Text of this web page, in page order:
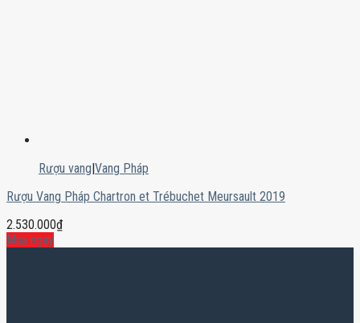
Rượu vang|Vang Pháp
Rượu Vang Pháp Chartron et Trébuchet Meursault 2019
2.530.000₫
Mua ngay